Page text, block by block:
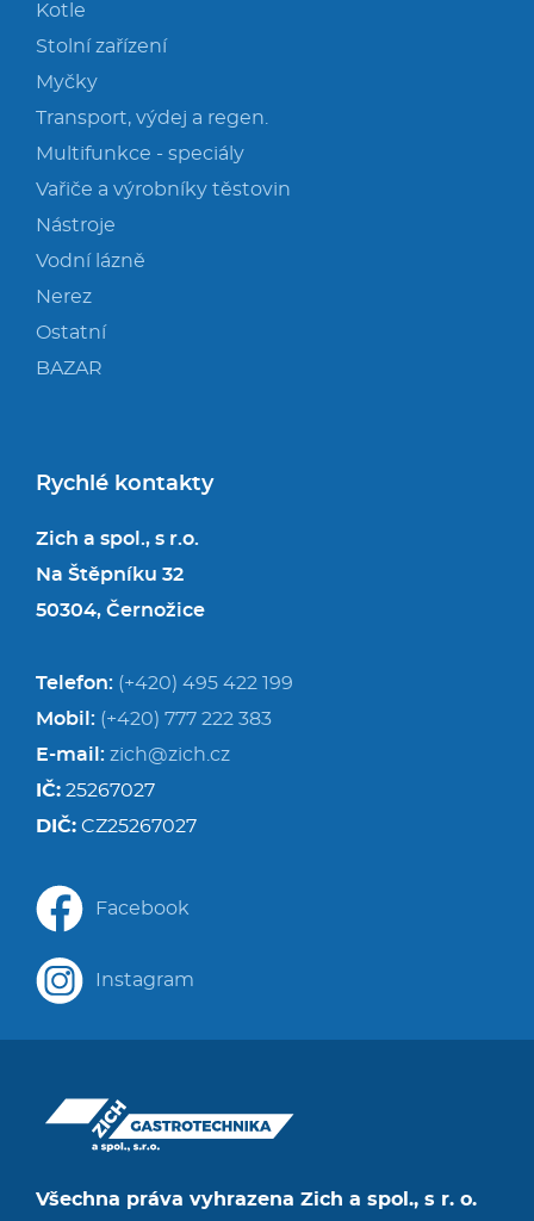
Všechna práva vyhrazena Zich a spol., s r. o.
Kotle
Stolní zařízení
Myčky
Transport, výdej a regen.
Multifunkce - speciály
Vařiče a výrobníky těstovin
Nástroje
Vodní lázně
Nerez
Ostatní
BAZAR
Rychlé kontakty
Zich a spol., s r.o.
Na Štěpníku 32
50304, Černožice
Telefon: (+420) 495 422 199
Mobil: (+420) 777 222 383
E-mail: zich@zich.cz
IČ: 25267027
DIČ: CZ25267027
Facebook
Instagram